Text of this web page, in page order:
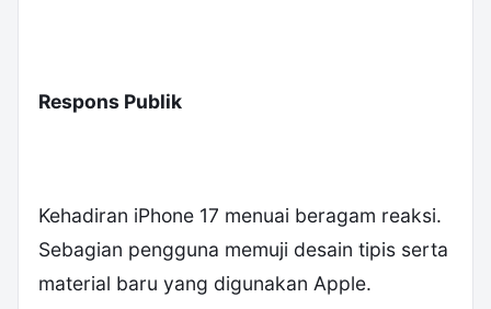
Respons Publik
‎Kehadiran iPhone 17 menuai beragam reaksi.
Sebagian pengguna memuji desain tipis serta
material baru yang digunakan Apple.